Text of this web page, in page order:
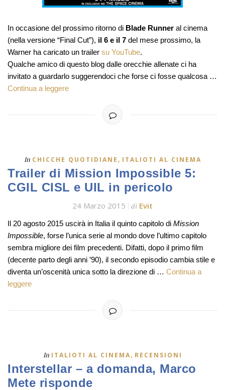
In occasione del prossimo ritorno di Blade Runner al cinema
(nella versione “Final Cut”), il 6 e il 7 del mese prossimo, la
Warner ha caricato un trailer su YouTube.
Qualche amico di questo blog dalle orecchie allenate ci ha
invitato a guardarlo suggerendoci che forse ci fosse qualcosa …
Continua a leggere
In CHICCHE QUOTIDIANE , ITALIOTI AL CINEMA
Trailer di Mission Impossible 5:
CGIL CISL e UIL in pericolo
24 Marzo 2015 di Evit
Il 20 agosto 2015 uscirà in Italia il quinto capitolo di Mission
Impossible, forse l’unica serie al mondo dove l’ultimo capitolo
sembra migliore dei film precedenti. Difatti, dopo il primo film
(decente parto degli anni ’90), il secondo episodio cambia stile e
diventa un’oscenità unica sotto la direzione di … Continua a
leggere
In ITALIOTI AL CINEMA, RECENSIONI
Interstellar – a domanda, Marco
Mete risponde